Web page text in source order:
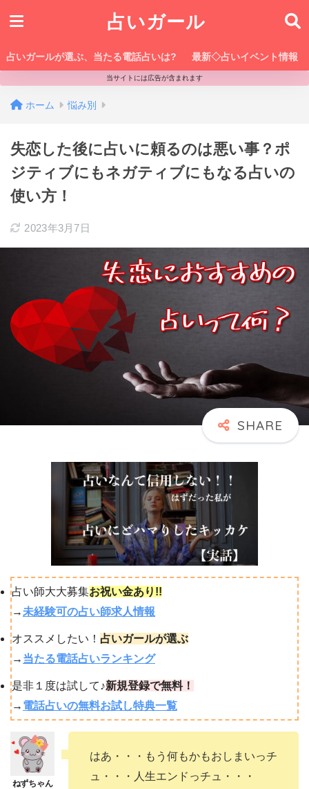
占いガール
占いガールが選ぶ、当たる電話占いは? 最新◇占いイベント情報
当サイトには広告が含まれます
ホーム 悩み別
失恋した後に占いに頼るのは悪い事？ポ
ジティブにもネガティブにもなる占いの
使い方！
2023年3月7日
占い師大大募集お祝い金あり!!
→未経験可の占い師求人情報
オススメしたい！ 占いガールが選ぶ
→ 当たる電話占いランキング
是非１度は試して♪新規登録で無料！
→ 電話占いの無料お試し特典一覧
はあ・・・もう何もかもおしまいっチ
ュ・・・人生エンドっチュ・・・